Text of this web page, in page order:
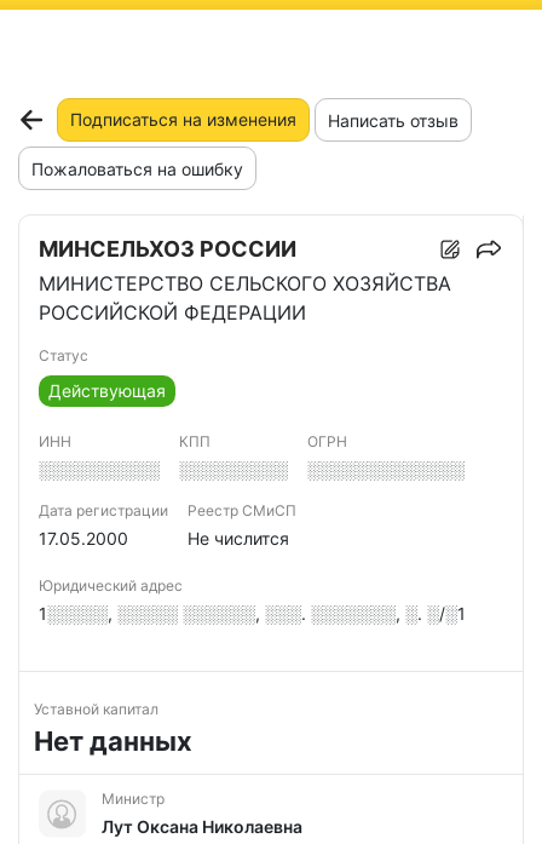
Подписаться на изменения Написать отзыв
Пожаловаться на ошибку
МИНСЕЛЬХОЗ РОССИИ
МИНИСТЕРСТВО СЕЛЬСКОГО ХОЗЯЙСТВА
РОССИЙСКОЙ ФЕДЕРАЦИИ
Статус
Действующая
ИНН
░░░░░░░░░░
КПП
░░░░░░░░░
ОГРН
░░░░░░░░░░░░░
Дата регистрации
17.05.2000
Реестр СМиСП
Не числится
Юридический адрес
1░░░░░, ░░░░░ ░░░░░░, ░░░. ░░░░░░░, ░. ░/░1
Уставной капитал
Нет данных
Министр
Лут Оксана Николаевна